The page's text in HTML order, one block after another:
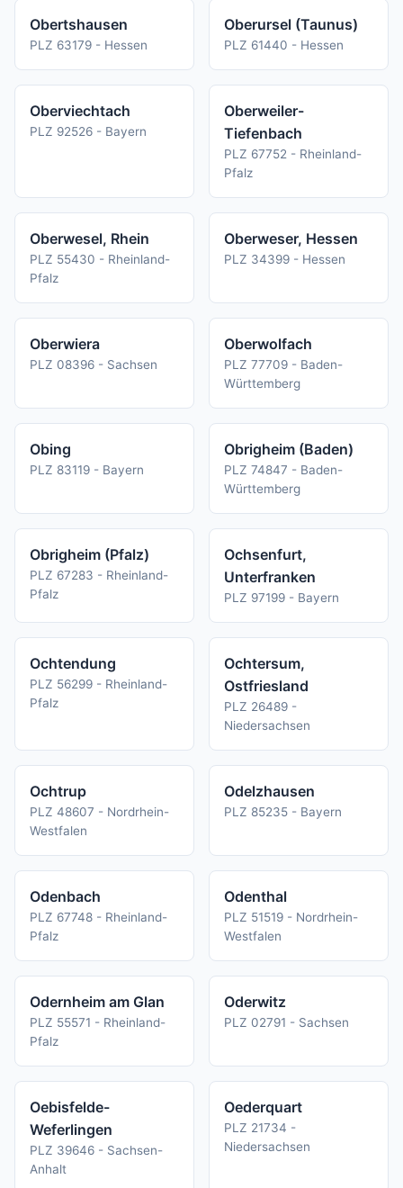
Obertshausen
PLZ 63179 - Hessen
Oberursel (Taunus)
PLZ 61440 - Hessen
Oberviechtach
PLZ 92526 - Bayern
Oberweiler-
Tiefenbach
PLZ 67752 - Rheinland-
Pfalz
Oberwesel, Rhein
PLZ 55430 - Rheinland-
Pfalz
Oberweser, Hessen
PLZ 34399 - Hessen
Oberwiera
PLZ 08396 - Sachsen
Oberwolfach
PLZ 77709 - Baden-
Württemberg
Obing
PLZ 83119 - Bayern
Obrigheim (Baden)
PLZ 74847 - Baden-
Württemberg
Obrigheim (Pfalz)
PLZ 67283 - Rheinland-
Pfalz
Ochsenfurt,
Unterfranken
PLZ 97199 - Bayern
Ochtendung
PLZ 56299 - Rheinland-
Pfalz
Ochtersum,
Ostfriesland
PLZ 26489 -
Niedersachsen
Ochtrup
PLZ 48607 - Nordrhein-
Westfalen
Odelzhausen
PLZ 85235 - Bayern
Odenbach
PLZ 67748 - Rheinland-
Pfalz
Odenthal
PLZ 51519 - Nordrhein-
Westfalen
Odernheim am Glan
PLZ 55571 - Rheinland-
Pfalz
Oderwitz
PLZ 02791 - Sachsen
Oebisfelde-
Weferlingen
PLZ 39646 - Sachsen-
Anhalt
Oederquart
PLZ 21734 -
Niedersachsen